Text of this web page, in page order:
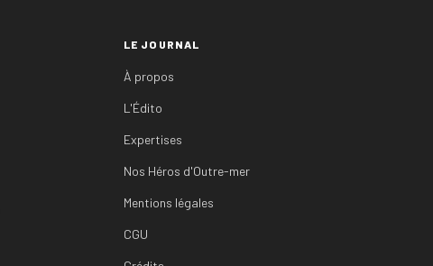
LE JOURNAL
À propos
L'Édito
Expertises
Nos Héros d'Outre-mer
Mentions légales
CGU